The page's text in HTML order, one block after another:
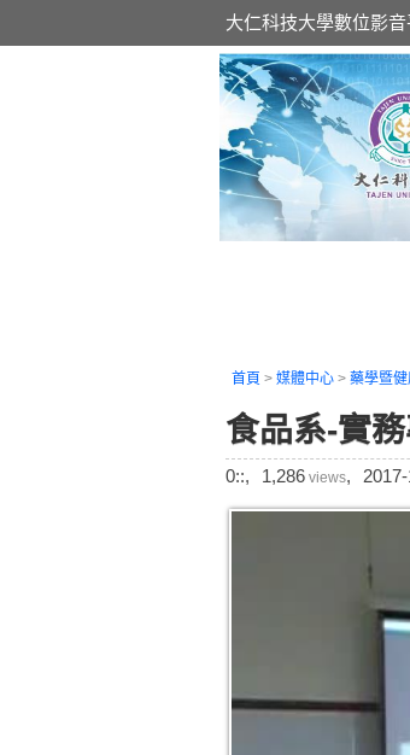
大仁科技大學數位影音
首頁 > 媒體中心 > 藥學暨
食品系-實
0::, 1,286 views,